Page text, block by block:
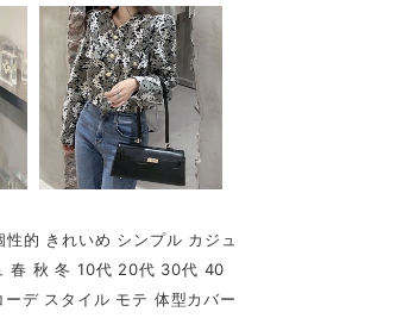
的 きれいめ シンプル カジュ
春 秋 冬 10代 20代 30代 40
デ スタイル モテ 体型カバー